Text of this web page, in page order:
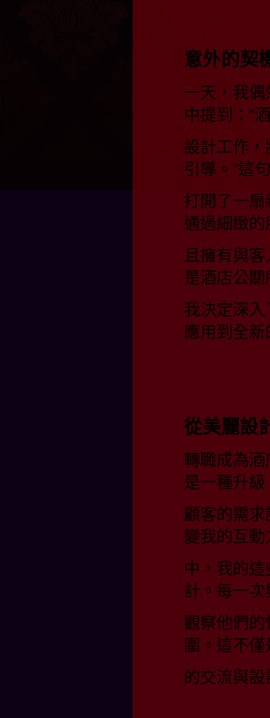
意外的契
一天，我
中提到：“
設計工作
引導。”這
打開了一
通過細緻
且擁有與
是酒店公
我決定深
應用到全
從美麗設
轉職成為
是一種升
顧客的需
變我的互
中，我的
計。每一
觀察他們
圍。這不
的交流與設